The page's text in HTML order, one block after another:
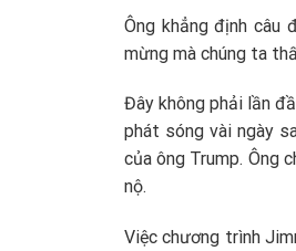
Ông khẳng định câu
mừng mà chúng ta
Đây không phải lần
phát sóng vài ngày
của ông Trump. Ông
nộ.
Việc chương trình